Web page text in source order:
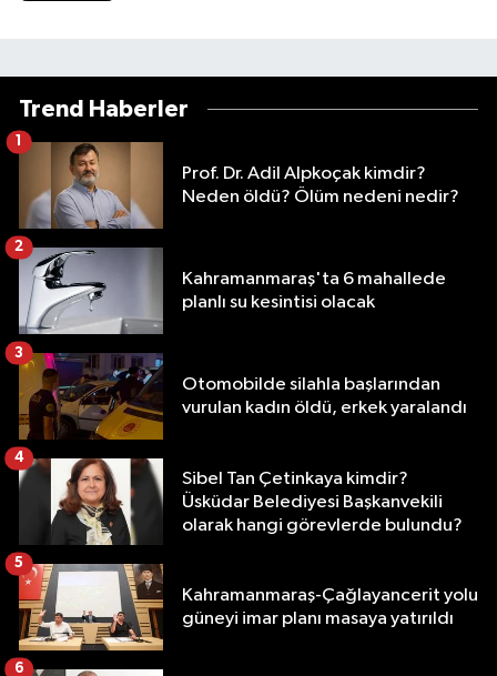
Trend Haberler
Prof. Dr. Adil Alpkoçak kimdir?
Neden öldü? Ölüm nedeni nedir?
1
Kahramanmaraş'ta 6 mahallede
planlı su kesintisi olacak
2
Otomobilde silahla başlarından
vurulan kadın öldü, erkek yaralandı
3
Sibel Tan Çetinkaya kimdir?
Üsküdar Belediyesi Başkanvekili
olarak hangi görevlerde bulundu?
4
Kahramanmaraş-Çağlayancerit yolu
güneyi imar planı masaya yatırıldı
5
6